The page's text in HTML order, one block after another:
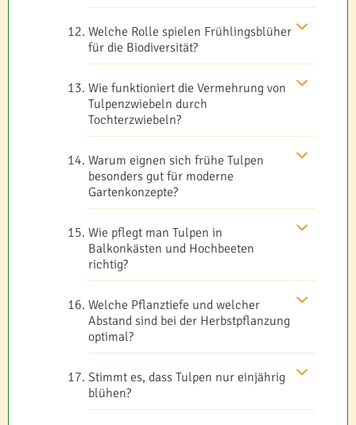
Welche Rolle spielen Frühlingsblüher
für die Biodiversität?
Wie funktioniert die Vermehrung von
Tulpenzwiebeln durch
Tochterzwiebeln?
Warum eignen sich frühe Tulpen
besonders gut für moderne
Gartenkonzepte?
Wie pflegt man Tulpen in
Balkonkästen und Hochbeeten
richtig?
Welche Pflanztiefe und welcher
Abstand sind bei der Herbstpflanzung
optimal?
Stimmt es, dass Tulpen nur einjährig
blühen?